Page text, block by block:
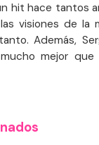
hit hace tantos
visiones de la
Además,
mejor que